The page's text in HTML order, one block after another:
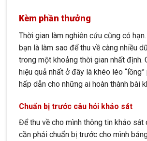
Kèm phần thưởng
Thời gian làm nghiên cứu cũng có
bạn là làm sao để thu về càng nhiều
trong một khoảng thời gian nhất định.
hiệu quả nhất ở đây là khéo léo
hấp dẫn cho những ai hoàn thành bài
Chuẩn bị trước câu hỏi khảo sát
Để thu về cho mình thông tin khảo sát
cần phải chuẩn bị trước cho mình